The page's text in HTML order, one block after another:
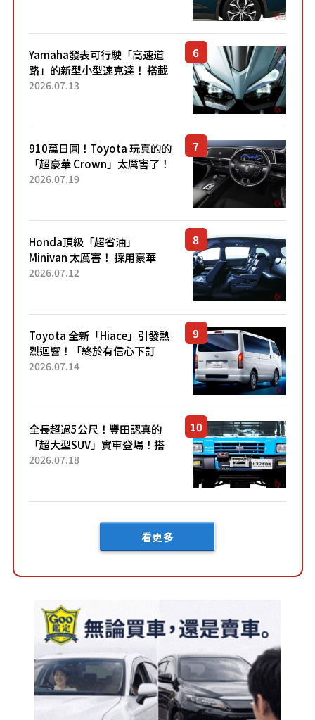
Yamaha發表可行駛「高速道
路」的新型小型速克達！ 搭載
能享受超強勁「渦輪感」的動
2026.07.13
910萬日圓！Toyota 玩真的的
「超豪華 Crown」太厲害了！
採用由「匠人技藝」打造的
2026.07.19
Honda頂級「超省油」
Minivan 太厲害！ 採用豪華
「真皮座椅」與專屬「黑色內
「三...
2026.07.12
Toyota 全新「Hiace」引發熱
烈迴響！「終於有信心下訂
了！」「哪個等級交車最
車？...
2026.07.14
全長超過5公尺！豐田認真的
「超大型SUV」實車登場！搭
載後輪也會轉向的「四輪轉
「Mega C...
2026.07.18
看更多